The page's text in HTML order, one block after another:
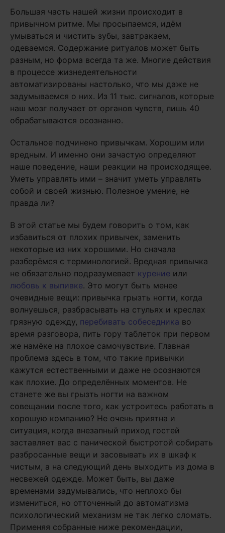
Большая часть нашей жизни происходит в
привычном ритме. Мы просыпаемся, идём
умываться и чистить зубы, завтракаем,
одеваемся. Содержание ритуалов может быть
разным, но форма всегда та же. Многие действия
в процессе жизнедеятельности
автоматизированы настолько, что мы даже не
задумываемся о них. Из 11 тыс. сигналов, которые
наш мозг получает от органов чувств, лишь 40
обрабатываются осознанно.
Остальное подчинено привычкам. Хорошим или
вредным. И именно они зачастую определяют
наше поведение, наши реакции на происходящее.
Уметь управлять ими – значит уметь управлять
собой и своей жизнью. Полезное умение, не
правда ли?
В этой статье мы будем говорить о том, как
избавиться от плохих привычек, заменить
некоторые из них хорошими. Но сначала
разберёмся с терминологией. Вредная привычка
не обязательно подразумевает курение или
любовь к выпивке. Это могут быть менее
очевидные вещи: привычка грызть ногти, когда
волнуешься, разбрасывать на стульях и креслах
грязную одежду, перебивать собеседника во
время разговора, пить гору таблеток при первом
же намёке на плохое самочувствие. Главная
проблема здесь в том, что такие привычки
кажутся естественными и даже не осознаются
как плохие. До определённых моментов. Не
станете же вы грызть ногти на важном
совещании после того, как устроитесь работать в
хорошую компанию? Не очень приятна и
ситуация, когда внезапный приход гостей
заставляет вас с панической быстротой собирать
разбросанные вещи и засовывать их в шкаф к
чистым, а на следующий день выходить из дома в
несвежей одежде. Может быть, вы даже
временами задумывались, что неплохо бы
измениться, но отточенный до автоматизма
психологический механизм не так легко сломать.
Применяя собранные ниже рекомендации,